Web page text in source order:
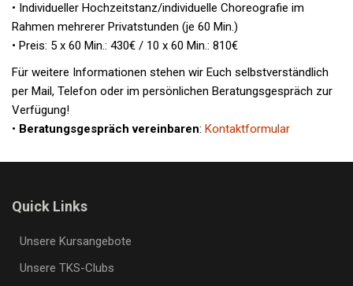
• Individueller Hochzeitstanz/individuelle Choreografie im
Rahmen mehrerer Privatstunden (je 60 Min.)
• Preis: 5 x 60 Min.: 430€ / 10 x 60 Min.: 810€
Für weitere Informationen stehen wir Euch selbstverständlich
per Mail, Telefon oder im persönlichen Beratungsgespräch zur
Verfügung!
• Beratungsgespräch vereinbaren: Kontaktformular
Quick Links
Unsere Kursangebote
Unsere TKS-Clubs